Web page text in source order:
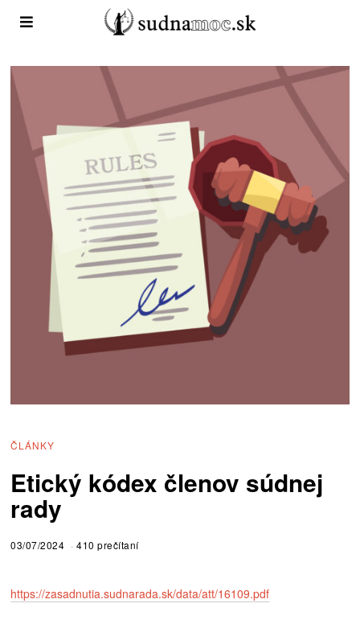
ČLÁNKY
Etický kódex členov súdnej
rady
03/07/2024 410 prečítaní
https://zasadnutia.sudnarada.sk/data/att/16109.pdf